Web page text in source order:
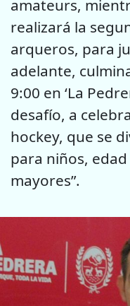
amateurs,
realizará la
arqueros, para
adelante,
9:00 en ‘La
desafío, a
hockey, que se
para niños,
mayores”.